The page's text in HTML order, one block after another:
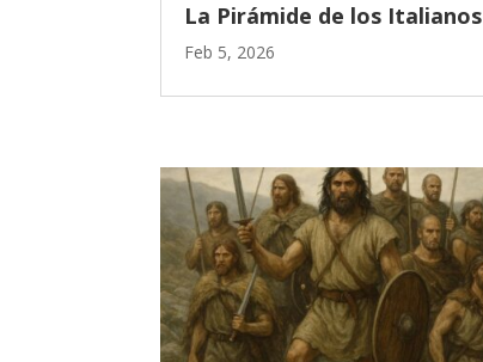
La Pirámide de los Italianos
Feb 5, 2026